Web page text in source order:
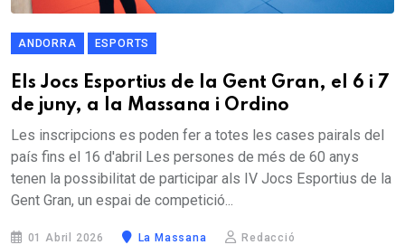
ANDORRA ESPORTS
Els Jocs Esportius de la Gent Gran, el 6 i 7
de juny, a la Massana i Ordino
Les inscripcions es poden fer a totes les cases pairals del
país fins el 16 d'abril Les persones de més de 60 anys
tenen la possibilitat de participar als IV Jocs Esportius de la
Gent Gran, un espai de competició...
01 Abril 2026 La Massana Redacció